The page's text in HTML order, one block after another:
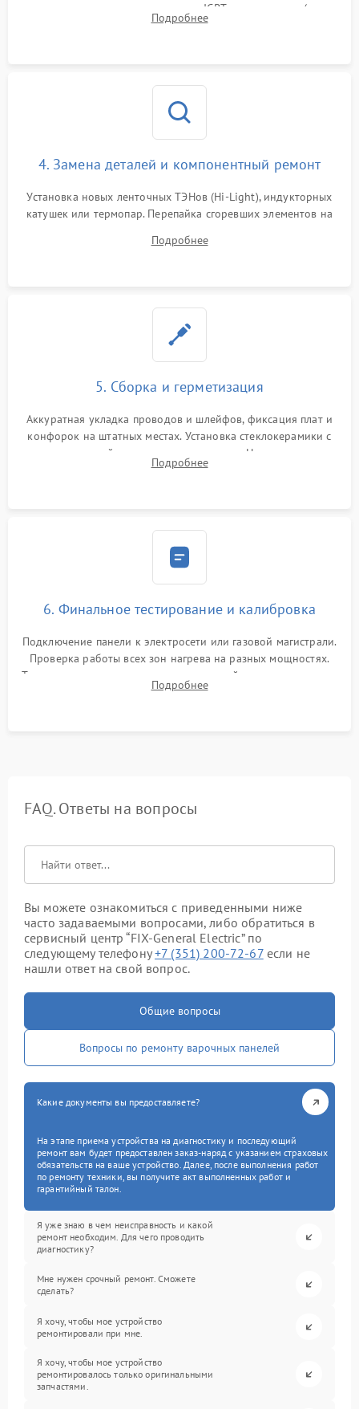
модуля, реле, диодных мостов и IGBT-транзисторов (для
индукции). Проверка кранов и газ-контроля (для газовых
Подробнее
4. Замена деталей и компонентный ремонт
Установка новых ленточных ТЭНов (Hi-Light), индукторных
катушек или термопар. Перепайка сгоревших элементов на
дорожек. Очистка контактов и замена поврежденной
Подробнее
5. Сборка и герметизация
Аккуратная укладка проводов и шлейфов, фиксация плат и
конфорок на штатных местах. Установка стеклокерамики с
проверкой равномерности зазоров. Нанесение
термостойкого герметика или укладка уплотнительной
Подробнее
6. Финальное тестирование и калибровка
Подключение панели к электросети или газовой магистрали.
Проверка работы всех зон нагрева на разных мощностях.
Тестирование сенсорного управления, таймера, индикаторов
остаточного тепла и систем защиты от перегрева.
Подробнее
FAQ. Ответы на вопросы
Вы можете ознакомиться с приведенными ниже
часто задаваемыми вопросами, либо обратиться в
сервисный центр “FIX-General Electric” по
следующему телефону+7 (351) 200-72-67если не
нашли ответ на свой вопрос.
Общие вопросы
Вопросы по ремонту варочных панелей
Какие документы вы предоставляете?
На этапе приема устройства на диагностику и последующий
ремонт вам будет предоставлен заказ-наряд с указанием страховых
обязательств на ваше устройство. Далее, после выполнения работ
по ремонту техники, вы получите акт выполненных работ и
гарантийный талон.
Я уже знаю в чем неисправность и какой
ремонт необходим. Для чего проводить
диагностику?
Мне нужен срочный ремонт. Сможете
сделать?
Я хочу, чтобы мое устройство
ремонтировали при мне.
Я хочу, чтобы мое устройство
ремонтировалось только оригинальными
запчастями.